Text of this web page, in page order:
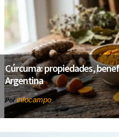
Cúrcuma: propiedades,
Argentina
Porinfocampo